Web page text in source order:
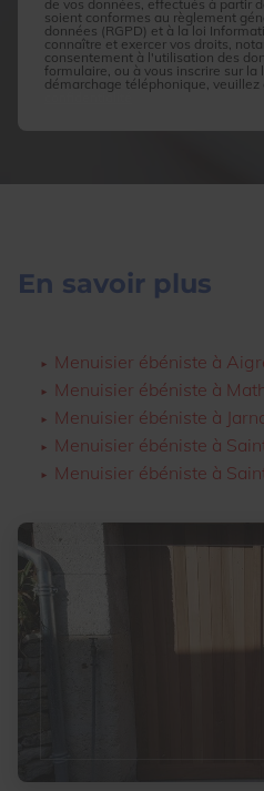
de vos données, effectués à partir
soient conformes au règlement
données (RGPD) et à la loi
connaître et exercer vos droits,
consentement à l'utilisation des
formulaire, ou à vous inscrire sur la
démarchage téléphonique, veuillez
confidentialité
En savoir plus
Menuisier ébéniste à
Menuisier ébéniste à
Menuisier ébéniste à
Menuisier ébéniste à
Menuisier ébéniste à